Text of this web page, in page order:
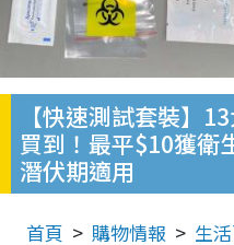
【快速測試套裝】
買到！最平$10獲衛
潛伏期適用
首頁 購物情報 生